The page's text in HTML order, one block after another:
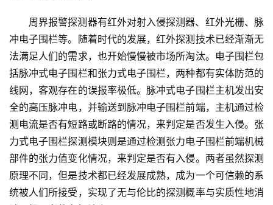
周界报警探测器有红外对射入侵探测器、红外光栅、脉
冲电子围栏等。随着时代的发展，红外探测技术已经渐渐无
法满足人们的需求，也开始慢慢被市场所淘汰。电子围栏包
括脉冲式电子围栏和张力式电子围栏，两种都有实体防范的
线网，客观存在的误报率极低。脉冲式电子围栏主机发出安
全的高压脉冲电，并输送到脉冲电子围栏前端，主机通过检
测电流是否有短路或断路的情况，来判定是否发生入侵。张
力式电子围栏探测模块则是通过检测张力电子围栏前端机械
部件的张力值变化情况，来判定是否有入侵。两者虽然探测
原理不同，但是技术都已经发展成熟，成为一个可信赖的系
统被人们所接受，实现了无与伦比的探测概率与实质性地消